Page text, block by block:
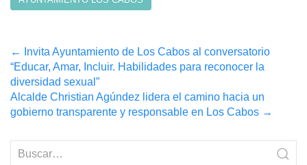
Post
navigation
←
Invita Ayuntamiento de Los Cabos al conversatorio
“Educar, Amar, Incluir. Habilidades para reconocer la
diversidad sexual”
Alcalde Christian Agúndez lidera el camino hacia un
gobierno transparente y responsable en Los Cabos →